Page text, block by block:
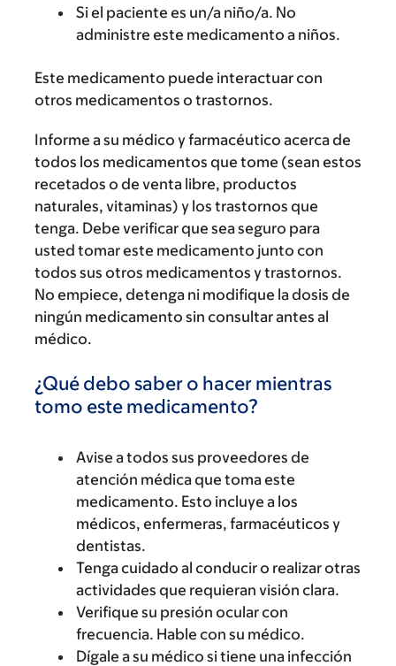
Si el paciente es un/a niño/a. No
administre este medicamento a niños.
Este medicamento puede interactuar con
otros medicamentos o trastornos.
Informe a su médico y farmacéutico acerca de
todos los medicamentos que tome (sean estos
recetados o de venta libre, productos
naturales, vitaminas) y los trastornos que
tenga. Debe verificar que sea seguro para
usted tomar este medicamento junto con
todos sus otros medicamentos y trastornos.
No empiece, detenga ni modifique la dosis de
ningún medicamento sin consultar antes al
médico.
¿Qué debo saber o hacer mientras
tomo este medicamento?
Avise a todos sus proveedores de
atención médica que toma este
medicamento. Esto incluye a los
médicos, enfermeras, farmacéuticos y
dentistas.
Tenga cuidado al conducir o realizar otras
actividades que requieran visión clara.
Verifique su presión ocular con
frecuencia. Hable con su médico.
Dígale a su médico si tiene una infección